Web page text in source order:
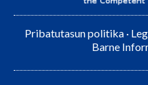
Pribatutasun politika ·
Barne